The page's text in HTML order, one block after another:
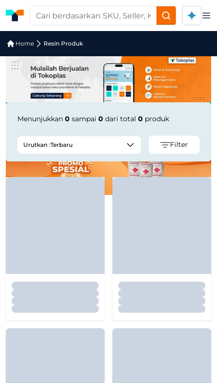
Home Resin Produk
Pencarian Produk "CPP Cast
Menunjukkan 0 sampai 0 dari total 0 produk
Urutkan :Terbaru Filter